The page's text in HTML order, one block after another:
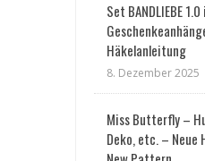
Set BANDLIEBE
Häkelanleitung
8. Dezember 2025
Miss Butterfly –
Deko, etc. –